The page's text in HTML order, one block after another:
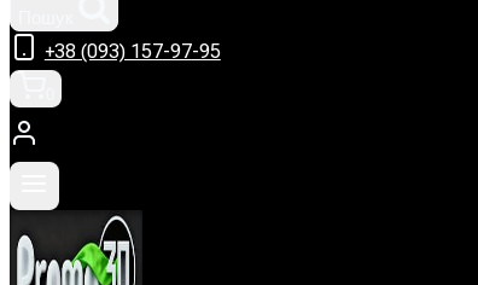
+38 (093) 157-97-95